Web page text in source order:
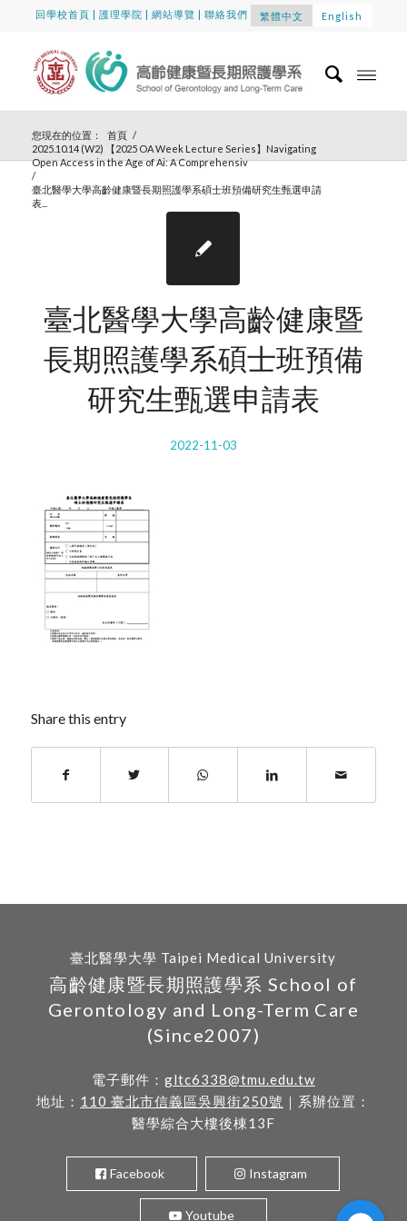
回學校首頁 |護理學院 |網站導覽 | 聯絡我們 繁體中文 English
您現在的位置： 首頁 /
2025.10.14 (W2) 【2025 OA Week Lecture Series】Navigating
Open Access in the Age of Ai: A Comprehensiv
/
臺北醫學大學高齡健康暨長期照護學系碩士班預備研究生甄選申請
表...
臺北醫學大學高齡健康暨
長期照護學系碩士班預備
研究生甄選申請表
2022-11-03
Share this entry
臺北醫學大學 Taipei Medical University
高齡健康暨長期照護學系 School of
Gerontology and Long-Term Care
(Since2007)
電子郵件： gltc6338@tmu.edu.tw
地址： 110 臺北市信義區吳興街250號 ｜系辦位置：
醫學綜合大樓後棟13F
Facebook Instagram
Youtube